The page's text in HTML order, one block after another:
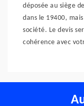
déposée au siège
dans le 19400,
société. Le devis
cohérence avec